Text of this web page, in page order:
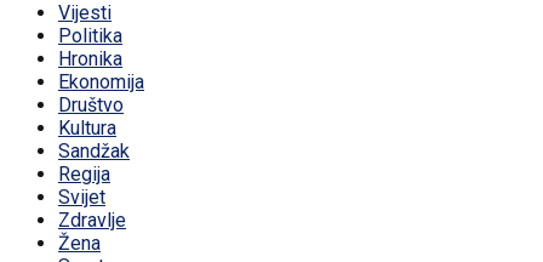
Vijesti
Politika
Hronika
Ekonomija
Društvo
Kultura
Sandžak
Regija
Svijet
Zdravlje
Žena